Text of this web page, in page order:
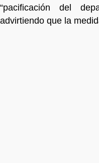
“pacificación del
advirtiendo que la